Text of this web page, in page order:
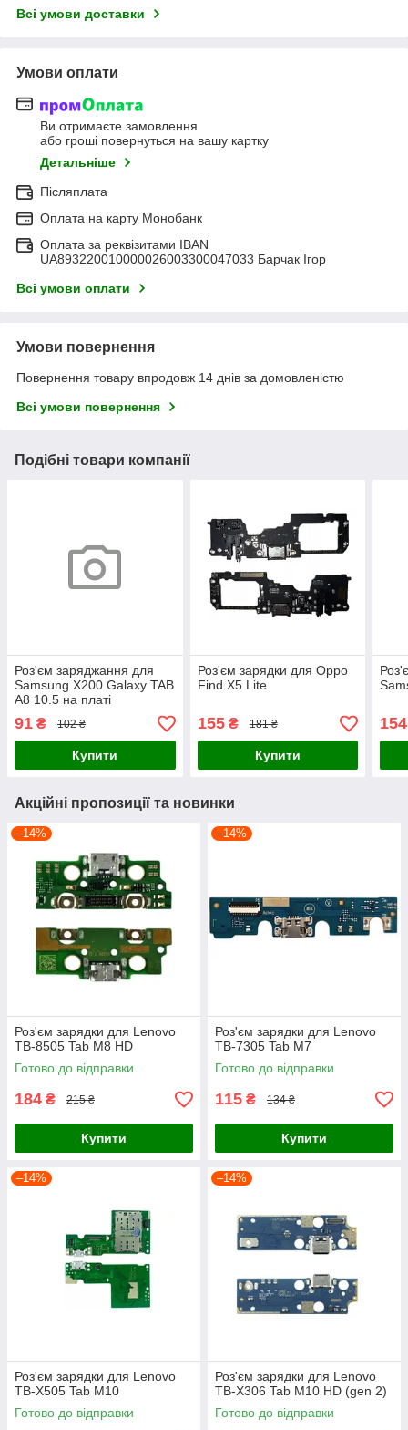
Всі умови доставки
Умови оплати
Ви отримаєте замовлення
або гроші повернуться на вашу картку
Детальніше
Післяплата
Оплата на карту Монобанк
Оплата за реквізитами IBAN
UA893220010000026003300047033 Барчак Ігор
Всі умови оплати
Умови повернення
Повернення товару впродовж 14 днів за домовленістю
Всі умови повернення
Подібні товари компанії
Роз'єм заряджання для
Samsung X200 Galaxy TAB
A8 10.5 на платі
91 ₴ 102 ₴
Купити
Роз'єм зарядки для Oppo
Find X5 Lite
155₴ 181 ₴
Купити
154
Акційні пропозиції та новинки
–14%
Роз'єм зарядки для Lenovo
TB-8505 Tab M8 HD
Готово до відправки
184 ₴ 215 ₴
Купити
–14%
Роз'єм зарядки для Lenovo
TB-7305 Tab M7
Готово до відправки
115 ₴ 134 ₴
Купити
–14%
Роз'єм зарядки для Lenovo
TB-X505 Tab M10
Готово до відправки
–14%
Роз'єм зарядки для Lenovo
TB-X306 Tab M10 HD (gen 2)
Готово до відправки